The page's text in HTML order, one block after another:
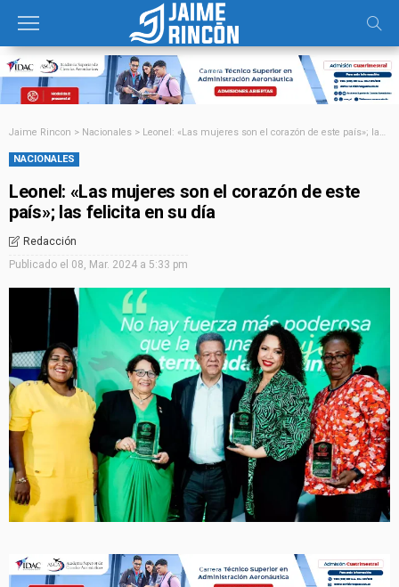
Jaime Rincon > Nacionales > Leonel: «Las mujeres son el corazón de este país»; las felicita en su día
NACIONALES
Leonel: «Las mujeres son el corazón de este
país»; las felicita en su día
Redacción
Publicado el 08, Mar. 2024 a 5:33 pm